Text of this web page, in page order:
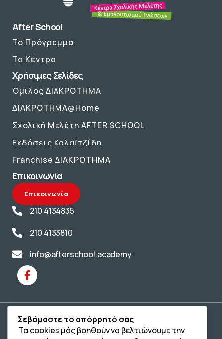
After School
Το Πρόγραμμα
Τα Κέντρα
Χρήσιμες Σελίδες
Όμιλος ΔΙΑΚΡΟΤΗΜΑ
ΔΙΑΚΡΟΤΗΜΑ@Home
Σχολική Μελέτη AFTER SCHOOL
Εκδόσεις Καλαϊτζίδη
Franchise ΔΙΑΚΡΟΤΗΜΑ
Επικοινωνία
Επικοινωνία
210 4134835
210 4133810
info@afterschool.academy
Copyright® 2004 –2026Εκπαιδευτικός Όμιλος ΔΙΑΚΡΟΤΗΜΑ®. Αρ.
Γ.Ε.Μ.Η.: 54967109000.
Σεβόμαστε το απόρρητό σας
Τα cookies μάς βοηθούν να βελτιώνουμε την